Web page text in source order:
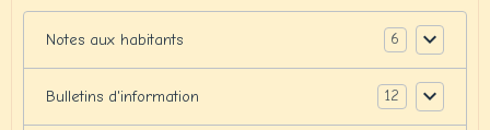
Notes aux habitants 6
Bulletins d'information 12